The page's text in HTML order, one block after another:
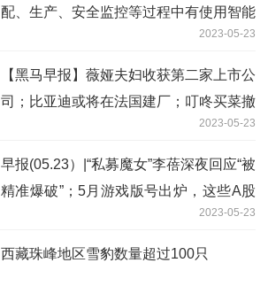
配、生产、安全监控等过程中有使用智能
2023-05-23
【黑马早报】薇娅夫妇收获第二家上市公
司；比亚迪或将在法国建厂；叮咚买菜撤
出成都重庆；AI换脸诈骗10分钟骗430
万...
2023-05-23
早报(05.23）|“私募魔女”李蓓深夜回应“被
精准爆破”；5月游戏版号出炉，这些A股
2023-05-23
西藏珠峰地区雪豹数量超过100只